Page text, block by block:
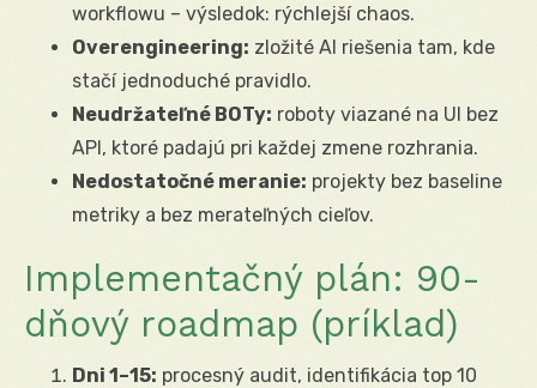
workflowu – výsledok: rýchlejší chaos.
Overengineering: zložité AI riešenia tam, kde
stačí jednoduché pravidlo.
Neudržateľné BOTy: roboty viazané na UI bez
API, ktoré padajú pri každej zmene rozhrania.
Nedostatočné meranie: projekty bez baseline
metriky a bez merateľných cieľov.
Implementačný plán: 90-
dňový roadmap (príklad)
Dni 1–15: procesný audit, identifikácia top 10